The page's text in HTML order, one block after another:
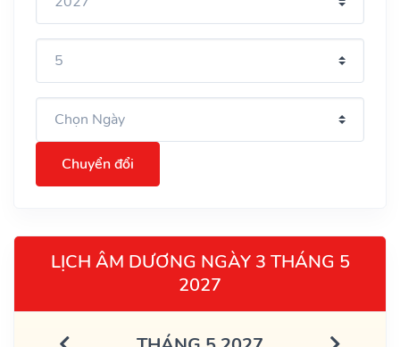
Chuyển đổi
LỊCH ÂM DƯƠNG NGÀY 3 THÁNG 5
2027